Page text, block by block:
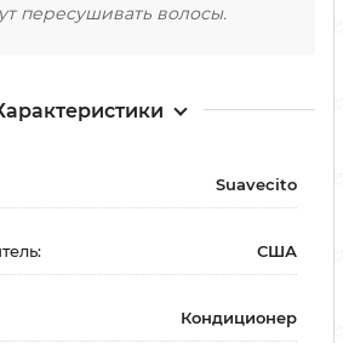
пересушивать волосы.
Suavecito
США
Кондиционер